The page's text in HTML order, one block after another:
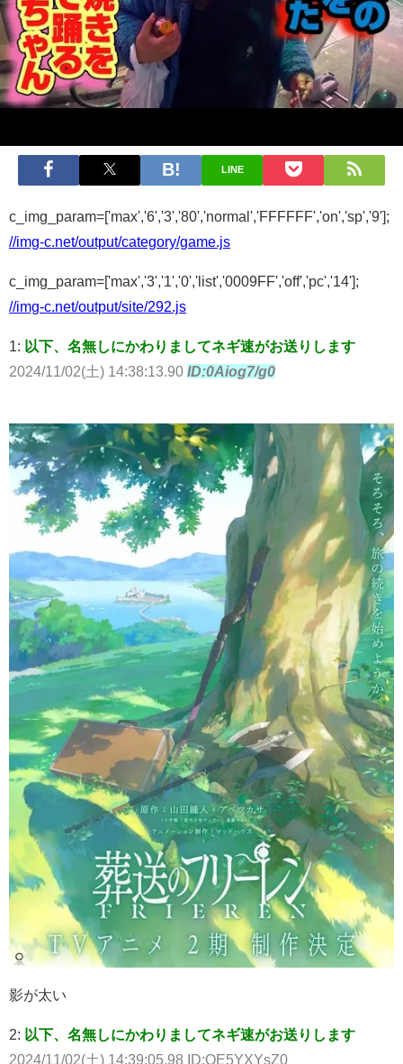
LINE
c_img_param=['max','6','3','80','normal','FFFFFF','on','sp','9'];
//img-c.net/output/category/game.js
c_img_param=['max','3','1','0','list','0009FF','off','pc','14'];
//img-c.net/output/site/292.js
1: 以下、名無しにかわりましてネギ速がお送りします
2024/11/02(土) 14:38:13.90 ID:0Aiog7/g0
影が太い
2: 以下、名無しにかわりましてネギ速がお送りします
2024/11/02(土) 14:39:05.98 ID:OE5YXYsZ0